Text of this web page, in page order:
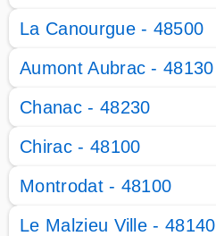
La Canourgue - 48500
Aumont Aubrac - 48130
Chanac - 48230
Chirac - 48100
Montrodat - 48100
Le Malzieu Ville - 48140